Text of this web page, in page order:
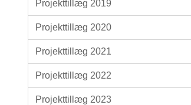
Projekttillæg 2019
Projekttillæg 2020
Projekttillæg 2021
Projekttillæg 2022
Projekttillæg 2023